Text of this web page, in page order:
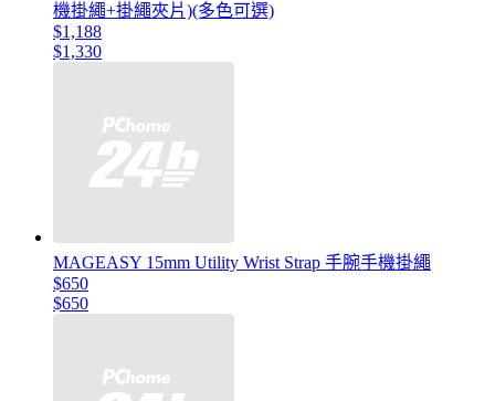
機掛繩+掛繩夾片)(多色可選)
$1,188
$1,330
MAGEASY 15mm Utility Wrist Strap 手腕手機掛繩
$650
$650